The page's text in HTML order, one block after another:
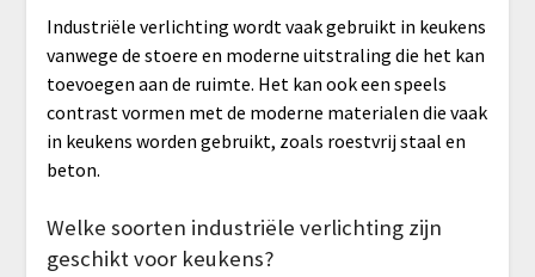
Industriële verlichting wordt vaak gebruikt in keukens
vanwege de stoere en moderne uitstraling die het kan
toevoegen aan de ruimte. Het kan ook een speels
contrast vormen met de moderne materialen die vaak
in keukens worden gebruikt, zoals roestvrij staal en
beton.
Welke soorten industriële verlichting zijn
geschikt voor keukens?